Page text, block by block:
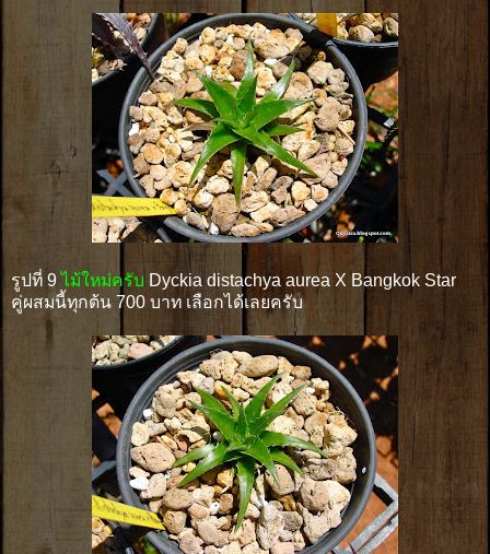
รูปที่ 9ไม้ใหม่ครับ Dyckia distachya aurea X Bangkok Star
คู่ผสมนี้ทุกต้น 700 บาท เลือกได้เลยครับ